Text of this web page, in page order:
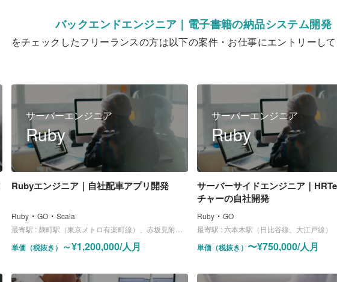
バックエンドエンジニア｜電子書籍の納品システム開発
をチェックしたフリーランスの方は以下の案件・お仕事にエントリーして
サーバーエンジニア
Ruby
Rubyエンジニア｜自社配車アプリ開発
Ruby ・ GO ・ Scala
最寄駅 :麹町駅（東京メトロ有楽町線）、赤坂見附駅（銀座線、丸ノ内線）
単価（税抜き） ～¥1,200,000/人月
サーバーエンジニア
Ruby
サーバーサイドエンジニア｜
チャーの自社開発
Ruby ・ GO
最寄駅 :六本木駅（日比谷線、大江戸線）
単価（税抜き） 〜¥750,000/人月